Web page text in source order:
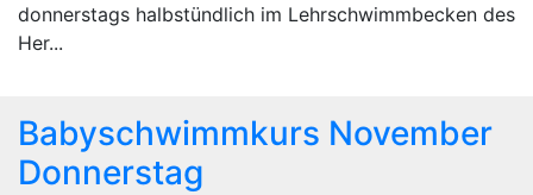
donnerstags halbstündlich im Lehrschwimmbecken des
Her...
Babyschwimmkurs November
Donnerstag